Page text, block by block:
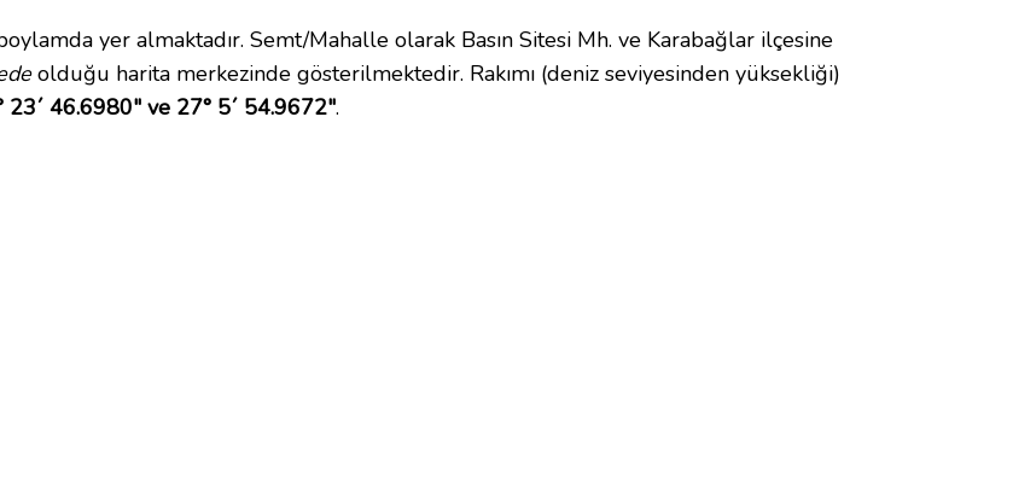
yer almaktadır. Semt/Mahalle olarak Basın Sitesi Mh. ve Karabağlar ilçesine
olduğu harita merkezinde gösterilmektedir. Rakımı (deniz seviyesinden yüksekliği)
23´ 46.6980" ve 27° 5´ 54.9672".